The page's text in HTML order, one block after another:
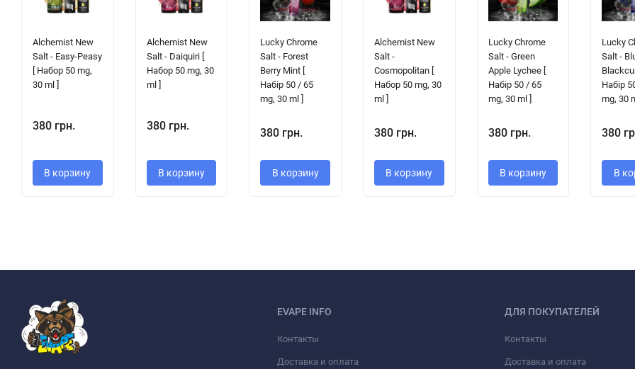
Alchemist New
Salt - Easy-Peasy
[ Набор 50 mg,
30 ml ]
380 грн.
В корзину
Alchemist New
Salt - Daiquiri [
Набор 50 mg, 30
ml ]
380 грн.
В корзину
Lucky Chrome
Salt - Forest
Berry Mint [
Набір 50 / 65
mg, 30 ml ]
380 грн.
В корзину
Alchemist New
Salt -
Cosmopolitan [
Набор 50 mg, 30
ml ]
380 грн.
В корзину
Lucky Chrome
Salt - Green
Apple Lychee [
Набір 50 / 65
mg, 30 ml ]
380 грн.
В корзину
Lucky
Salt -
Набір
mg, 30
380
В
EVAPE INFO
Контакты
Доставка и оплата
ДЛЯ ПОКУПАТЕЛЕЙ
Контакты
Доставка и оплата